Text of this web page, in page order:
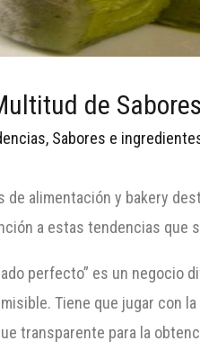
de
, Sabores e
de alimentación y bakery
a estas tendencias que
perfecto” es un negocio
Tiene que jugar con
transparente para la